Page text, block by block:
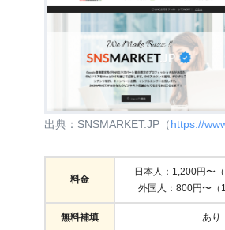
出典：SNSMARKET.JP（https://
料金
日本人：1,200円〜
外国人：800円〜（
無料補填 あり